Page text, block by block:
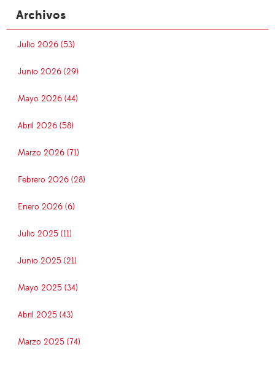
Archivos
Julio 2026 (53)
Junio 2026 (29)
Mayo 2026 (44)
Abril 2026 (58)
Marzo 2026 (71)
Febrero 2026 (28)
Enero 2026 (6)
Julio 2025 (11)
Junio 2025 (21)
Mayo 2025 (34)
Abril 2025 (43)
Marzo 2025 (74)